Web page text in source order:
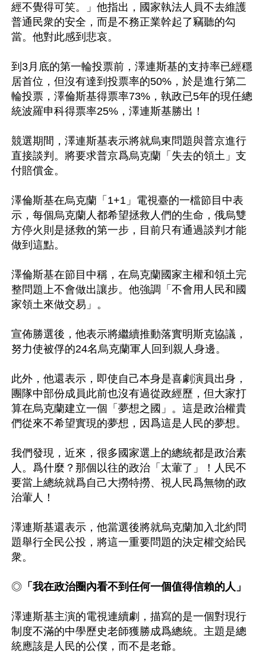
經不覺得可笑。」他指出，國家執法人員不去維護
普通民衆的安全，而是不務正業幹起了竊聽的勾
當。他對此感到悲哀。
到3月底的第一輪投票前，澤連斯基的支持率已經穩
居首位，但沒有達到投票率的50%，於是進行第二
輪投票，澤倫斯基得票率73%，執政已5年的現任總
統波羅申科得票率25%，澤連斯基勝出！
競選期間，澤連斯基表示將就烏東問題與普京進行
直接談判。將要求普京爲烏克蘭「失去的領土」支
付賠償金。
澤倫斯基在烏克蘭「1+1」電視臺的一檔節目中表
示，每個烏克蘭人都希望拯救人們的生命，俄烏雙
方停火則是拯救的第一步，目前只有通過談判才能
做到這點。
澤倫斯基在節目中稱，在烏克蘭國家主權和領土完
整問題上不會做出讓步。他強調「不會用人民和國
家領土來做交易」。
宣佈勝選後，他表示將繼續推動落實明斯克協議，
努力使被俘的24名烏克蘭軍人回到親人身邊。
此外，他還表示，即使自己本身是喜劇演員出身，
團隊中部份成員此前也沒有過從政經歷，但大家打
算在烏克蘭建立一個「夢想之國」。這是政治權貴
們從來不希望實現的夢想，因爲這是人民的夢想。
我們發現，近來，很多國家選上的總統都是政治素
人。爲什麼？那個以往的政治「太葷了」！人民不
要當上總統就爲自己大撈特撈、視人民爲無物的政
治葷人！
澤連斯基還表示，他當選後將就烏克蘭加入北約問
題舉行全民公投，將這一重要問題的決定權交給民
衆。
◎ 「我在政治圈內看不到任何一個值得信賴的人」
澤連斯基主演的電視連續劇，描寫的是一個對現行
制度不滿的中學歷史老師獲勝成爲總統。主題是總
統應該是人民的公僕，而不是老爺。